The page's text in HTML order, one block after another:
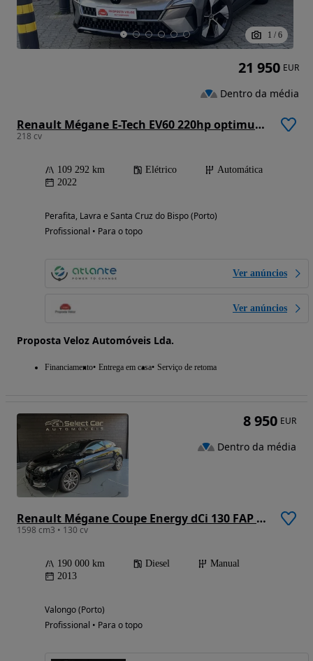
1 / 6
Renault Mégane E-Tech EV60 220hp optimum charge Equilibre
218 cv
109 292 km Elétrico
Automática
2022
Perafita, Lavra e Santa Cruz do Bispo (Porto)
Profissional • Para o topo
Ver anúncios
Ver anúncios
Proposta Veloz Automóveis Lda.
Financiamento Entrega em casa Serviço de retoma
21 950 EUR
Dentro da média
Renault Mégane Coupe Energy dCi 130 FAP Start & Stop GT Line
1598 cm3 • 130 cv
190 000 km Diesel
Manual
2013
Valongo (Porto)
Profissional • Para o topo
8 950 EUR
Dentro da média